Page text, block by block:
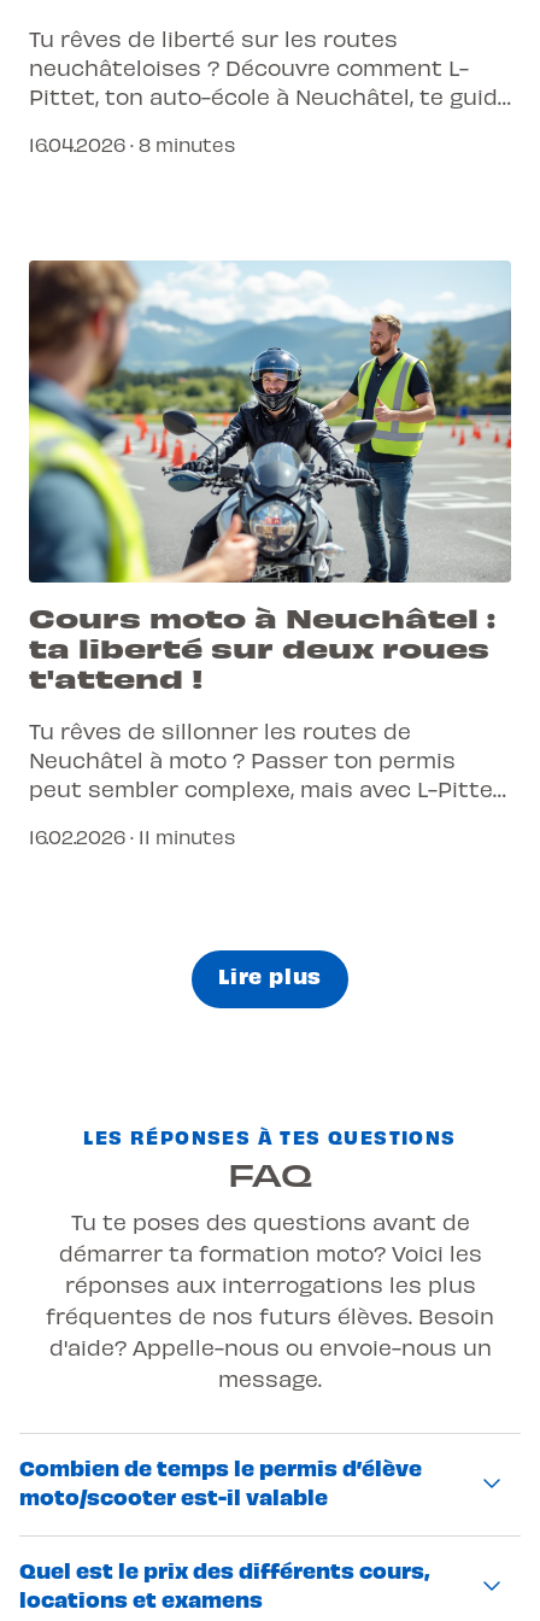
Tu rêves de liberté sur les routes
neuchâteloises ? Découvre comment L-
Pittet, ton auto-école à Neuchâtel, te guide
simplement, grâce à nos outils connectés.
16.04.2026 · 8 minutes
Cours moto à Neuchâtel :
ta liberté sur deux roues
t'attend !
Tu rêves de sillonner les routes de
Neuchâtel à moto ? Passer ton permis
peut sembler complexe, mais avec L-Pittet,
jamais.
16.02.2026 · 11 minutes
Lire plus
LES RÉPONSES À TES QUESTIONS
FAQ
Tu te poses des questions avant de
démarrer ta formation moto? Voici les
réponses aux interrogations les plus
fréquentes de nos futurs élèves. Besoin
d'aide? Appelle-nous ou envoie-nous un
message.
Combien de temps le permis d’élève
moto/scooter est-il valable
Le permis d’élève est valable4 mois. Il est
prolongé de12 mois une fois les cours
Quel est le prix des différents cours,
locations et examens